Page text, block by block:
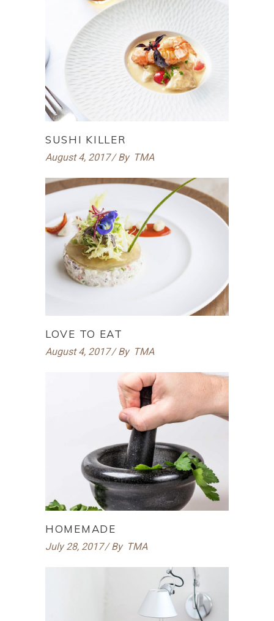
SUSHI KILLER
August 4, 2017 By TMA
LOVE TO EAT
August 4, 2017 By TMA
HOMEMADE
July 28, 2017 By TMA